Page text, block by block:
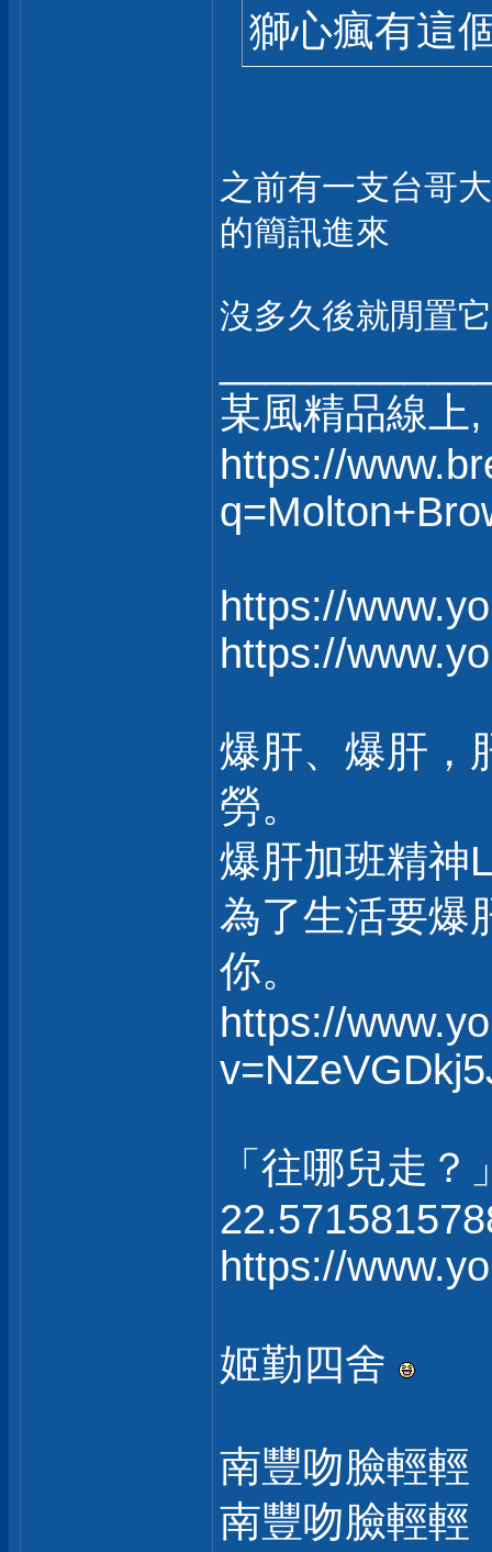
獅心瘋有這
之前有一支台哥
的簡訊進來
沒多久後就閒置
某風精品線上
https://
https://
https://
爆肝、爆肝，
勞。
爆肝加班精神
為了生活要爆
你。
https://
「往哪兒走？
https://
姬勤四舍
南豐吻臉輕
南豐吻臉輕